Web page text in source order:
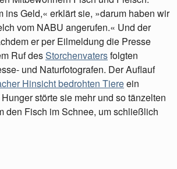
ins Geld,« erklärt sie, »darum haben wir
vom NABU angerufen.« Und der
er per Eilmeldung die Presse
Ruf desStorchenvatersfolgten
und Naturfotografen. Der Auflauf
Hinsicht bedrohten Tiereein
störte sie mehr und so tänzelten
den Fisch im Schnee, um schließlich